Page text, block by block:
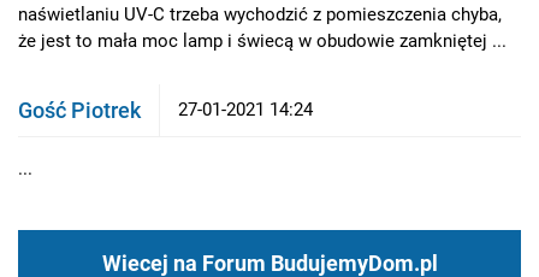
naświetlaniu UV-C trzeba wychodzić z pomieszczenia chyba,
że jest to mała moc lamp i świecą w obudowie zamkniętej ...
Gość Piotrek 27-01-2021 14:24
...
Wiecej na Forum BudujemyDom.pl